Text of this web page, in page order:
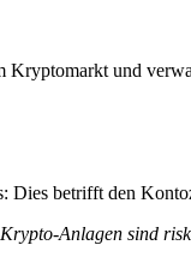
und
Dies betrifft den
Anlagen sind